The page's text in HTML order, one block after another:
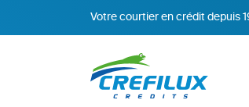
Votre courtier en crédit depuis